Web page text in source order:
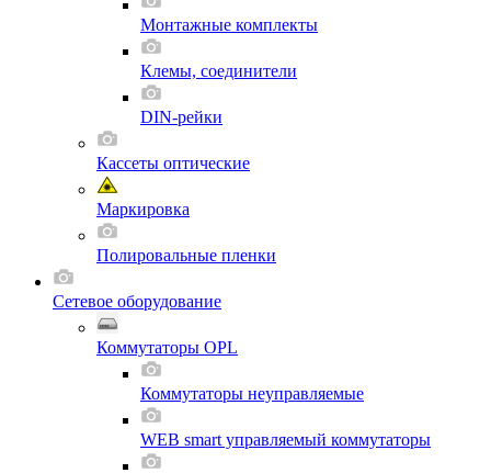
Монтажные комплекты
Клемы, соединители
DIN-рейки
Кассеты оптические
Маркировка
Полировальные пленки
Сетевое оборудование
Коммутаторы OPL
Коммутаторы неуправляемые
WEB smart управляемый коммутаторы